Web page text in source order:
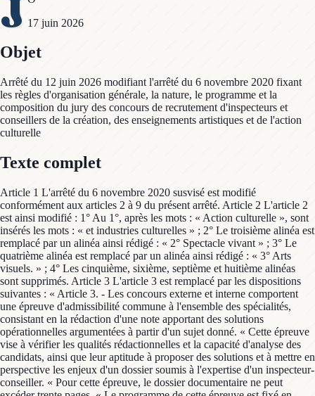
J 17 juin 2026
Objet
Arrêté du 12 juin 2026 modifiant l'arrêté du 6 novembre 2020 fixant
les règles d'organisation générale, la nature, le programme et la
composition du jury des concours de recrutement d'inspecteurs et
conseillers de la création, des enseignements artistiques et de l'action
culturelle
Texte complet
Article 1 L'arrêté du 6 novembre 2020 susvisé est modifié
conformément aux articles 2 à 9 du présent arrêté. Article 2 L'article 2
est ainsi modifié : 1° Au 1°, après les mots : « Action culturelle », sont
insérés les mots : « et industries culturelles » ; 2° Le troisième alinéa est
remplacé par un alinéa ainsi rédigé : « 2° Spectacle vivant » ; 3° Le
quatrième alinéa est remplacé par un alinéa ainsi rédigé : « 3° Arts
visuels. » ; 4° Les cinquième, sixième, septième et huitième alinéas
sont supprimés. Article 3 L'article 3 est remplacé par les dispositions
suivantes : « Article 3. - Les concours externe et interne comportent
une épreuve d'admissibilité commune à l'ensemble des spécialités,
consistant en la rédaction d'une note apportant des solutions
opérationnelles argumentées à partir d'un sujet donné. « Cette épreuve
vise à vérifier les qualités rédactionnelles et la capacité d'analyse des
candidats, ainsi que leur aptitude à proposer des solutions et à mettre en
perspective les enjeux d'un dossier soumis à l'expertise d'un inspecteur-
conseiller. « Pour cette épreuve, le dossier documentaire ne peut